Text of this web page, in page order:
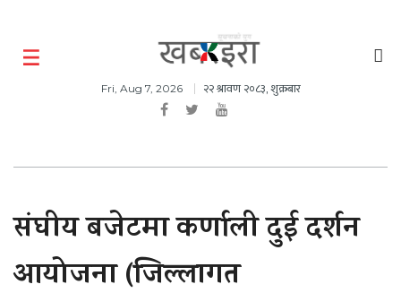
Fri, Aug 7, 2026 २२ श्रावण २०८३, शुक्रबार
संघीय बजेटमा कर्णाली दुई दर्शन
आयोजना (जिल्लागत